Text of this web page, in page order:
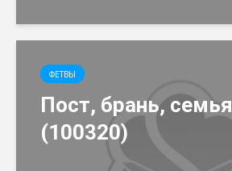
ФЕТВЫ
Пост, брань, семья
(100320)